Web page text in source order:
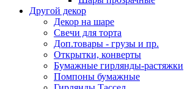
Другой декор
Декор на шаре
Свечи для торта
Доп.товары - грузы и пр.
Открытки, конверты
Бумажные гирлянды-растяжки
Помпоны бумажные